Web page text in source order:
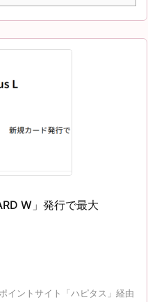
W」発行で最大
イントサイト「ハピタス」経由